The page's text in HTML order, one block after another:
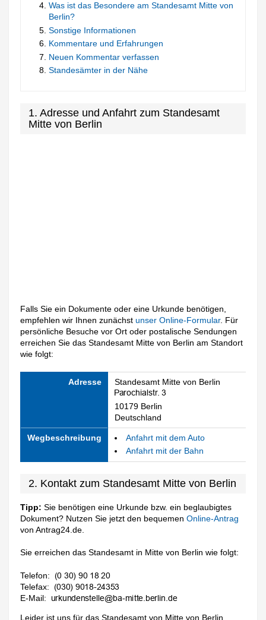
Was ist das Besondere am Standesamt Mitte von
Berlin?
Sonstige Informationen
Kommentare und Erfahrungen
Neuen Kommentar verfassen
Standesämter in der Nähe
1. Adresse und Anfahrt zum Standesamt
Mitte von Berlin
Falls Sie ein Dokumente oder eine Urkunde benötigen,
empfehlen wir Ihnen zunächstunser Online-Formular. Für
persönliche Besuche vor Ort oder postalische Sendungen
erreichen Sie das Standesamt Mitte von Berlin am Standort
wie folgt:
Adresse Standesamt Mitte von Berlin
10179 Berlin
Deutschland
Wegbeschreibung
Anfahrt mit dem Auto
Anfahrt mit der Bahn
2. Kontakt zum Standesamt Mitte von Berlin
Tipp: Sie benötigen eine Urkunde bzw. ein beglaubigtes
Dokument? Nutzen Sie jetzt den bequemenOnline-Antrag
von Antrag24.de.
Sie erreichen das Standesamt in Mitte von Berlin wie folgt:
Telefon:
Telefax:
E-Mail:
Leider ist uns für das Standesamt von Mitte von Berlin